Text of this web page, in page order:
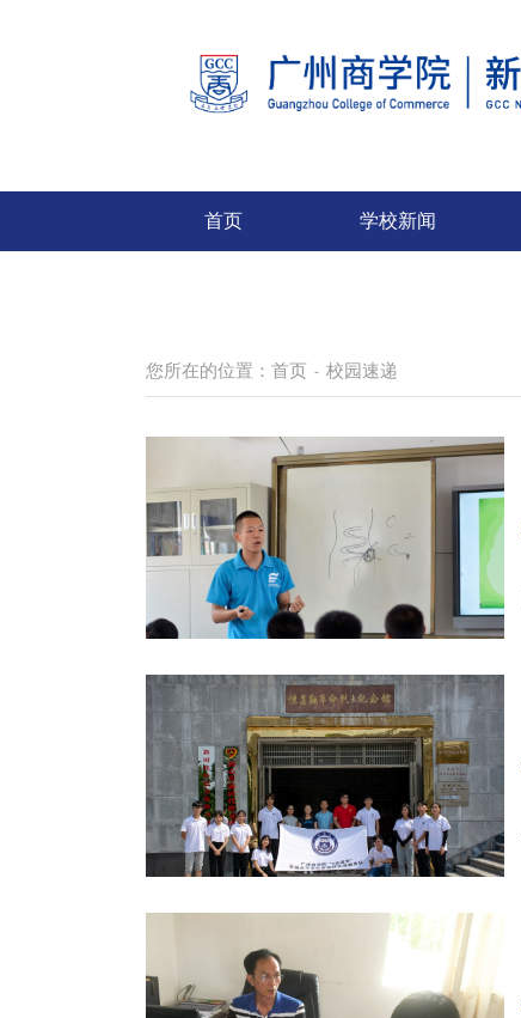
首页 学校新闻
您所在的位置： 首页 - 校园速递